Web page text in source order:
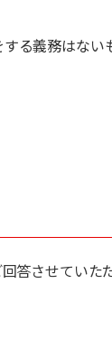
る義務はない
答させていた